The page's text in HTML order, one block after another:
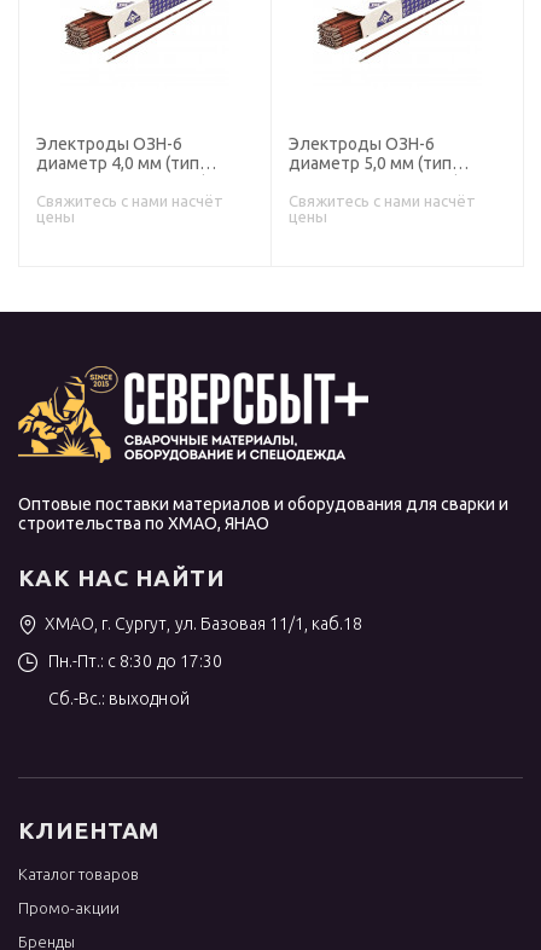
Электроды ОЗН-6
диаметр 4,0 мм (тип
наплавочные (пачка 5 кг,
ЛЭЗ), для ручной сварки
Свяжитесь с нами насчёт
цены
Электроды ОЗН-6
диаметр 5,0 мм (тип
наплавочные (пачка 5 кг,
ЛЭЗ), для ручной сварки
Свяжитесь с нами насчёт
цены
Оптовые поставки материалов и оборудования для сварки и
строительства по ХМАО, ЯНАО
КАК НАС НАЙТИ
ХМАО, г. Сургут, ул. Базовая 11/1, каб.18
Пн.-Пт.: с 8:30 до 17:30
Сб.-Вс.: выходной
КЛИЕНТАМ
Каталог товаров
Промо-акции
Бренды